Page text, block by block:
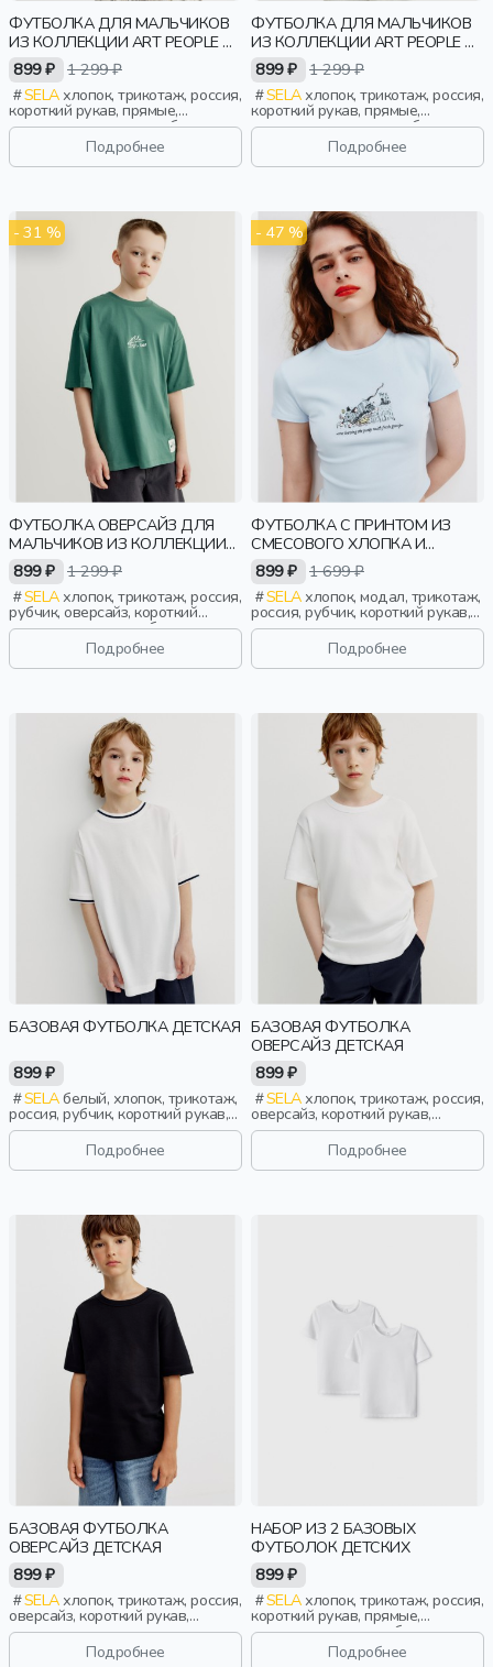
ФУТБОЛКА ДЛЯ МАЛЬЧИКОВ
ИЗ КОЛЛЕКЦИИ ART PEOPLE С
ANGRY BROTHERS 11
899 ₽ 1 299 ₽
SELAхлопок, трикотаж, россия,
короткий рукав, прямые,
короткие, манжета, свободные,
принт, вырез, круглый вырез,
винтаж, мальчики, дети
Подробнее
ФУТБОЛКА ДЛЯ МАЛЬЧИКОВ
ИЗ КОЛЛЕКЦИИ ART PEOPLE С
ANGRY BROTHERS 11
899 ₽ 1 299 ₽
SELAхлопок, трикотаж, россия,
короткий рукав, прямые,
короткие, манжета, свободные,
принт, вырез, круглый вырез,
винтаж, мальчики, дети
Подробнее
- 31 %
ФУТБОЛКА ОВЕРСАЙЗ ДЛЯ
МАЛЬЧИКОВ ИЗ КОЛЛЕКЦИИ
ART PEOPLE С ANGRY
BROTHERS 11
899 ₽ 1 299 ₽
SELAхлопок, трикотаж, россия,
рубчик, оверсайз, короткий
рукав, короткие, свободные,
принт, вырез, круглый вырез,
винтаж, мальчики, дети
Подробнее
- 47 %
ФУТБОЛКА С ПРИНТОМ ИЗ
СМЕСОВОГО ХЛОПКА И
МОДАЛА
899 ₽ 1 699 ₽
SELAхлопок, модал, трикотаж,
россия, рубчик, короткий рукав,
короткие, прилегающие, принт,
вырез, круглый вырез, девочки,
старшеклассники, дети
Подробнее
БАЗОВАЯ ФУТБОЛКА ДЕТСКАЯ
899 ₽
SELAбелый, хлопок, трикотаж,
россия, рубчик, короткий рукав,
прямые, полоски, короткие,
школа, манжета, вырез, круглый
вырез, мальчики, дети
Подробнее
БАЗОВАЯ ФУТБОЛКА
ОВЕРСАЙЗ ДЕТСКАЯ
899 ₽
SELAхлопок, трикотаж, россия,
оверсайз, короткий рукав,
короткие, школа, однотон,
свободные, вырез, круглый
вырез, мальчики, дети
Подробнее
БАЗОВАЯ ФУТБОЛКА
ОВЕРСАЙЗ ДЕТСКАЯ
899 ₽
SELAхлопок, трикотаж, россия,
оверсайз, короткий рукав,
короткие, школа, однотон,
свободные, вырез, круглый
вырез, мальчики, дети
Подробнее
НАБОР ИЗ 2 БАЗОВЫХ
ФУТБОЛОК ДЕТСКИХ
899 ₽
SELAхлопок, трикотаж, россия,
короткий рукав, прямые,
короткие, школа, свободные,
вырез, круглый вырез,
повседневный, спорт, девочки,
Подробнее